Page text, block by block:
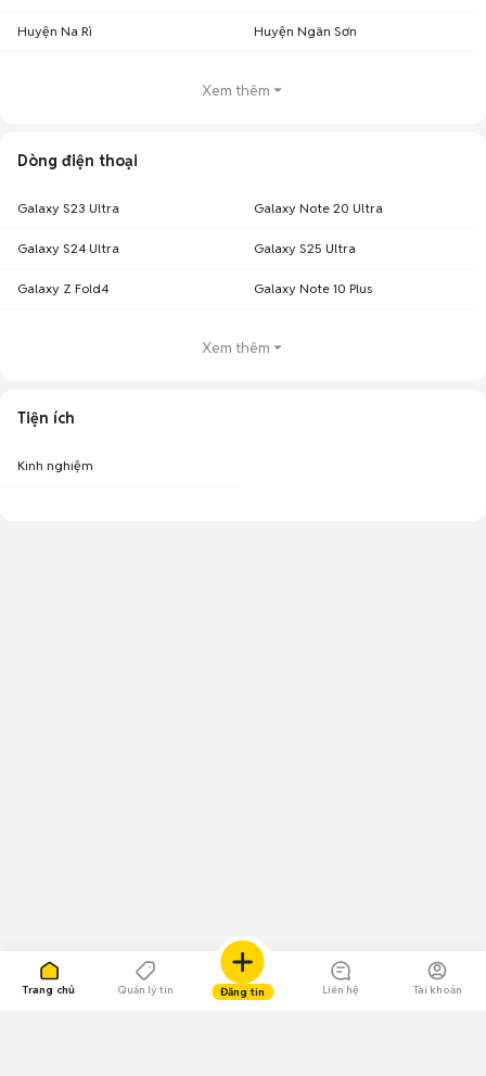
Trang chủ Quản lý tin Đăng tin Liên hệ Tài khoản
Huyện Na Rì Huyện Ngân Sơn
Xem thêm
Dòng điện thoại
Galaxy S23 Ultra Galaxy Note 20 Ultra
Galaxy S24 Ultra Galaxy S25 Ultra
Galaxy Z Fold4 Galaxy Note 10 Plus
Xem thêm
Tiện ích
Kinh nghiệm